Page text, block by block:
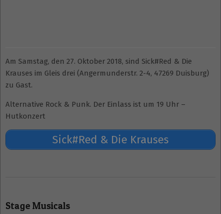
Am Samstag, den 27. Oktober 2018, sind Sick#Red & Die
Krauses im Gleis drei (Angermunderstr. 2-4, 47269 Duisburg)
zu Gast.
Alternative Rock & Punk. Der Einlass ist um 19 Uhr –
Hutkonzert
Sick#Red & Die Krauses
15
Stage Musicals